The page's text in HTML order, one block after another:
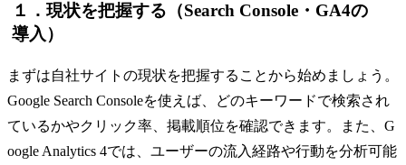
１．現状を把握する（Search Console・GA4の
導入）
まずは自社サイトの現状を把握することから始めましょう。
Google Search Consoleを使えば、どのキーワードで検索され
ているかやクリック率、掲載順位を確認できます。また、G
oogle Analytics 4では、ユーザーの流入経路や行動を分析可能